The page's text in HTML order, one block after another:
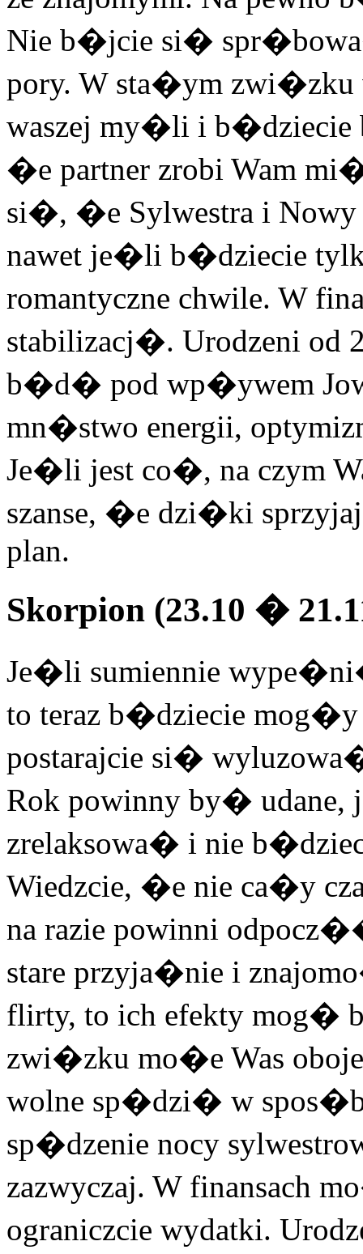
Nie b�jcie si�
pory. W sta�ym
waszej my�li i b�dziecie
�e partner zrobi Wam
si�, �e Sylwestra i Nowy
nawet je�li b�dziecie
romantyczne chwile. W
stabilizacj�. Urodzeni od
b�d� pod wp�ywem
mn�stwo energii,
Je�li jest co�, na czym
szanse, �e dzi�ki
plan.
Skorpion (23.10 �
Je�li sumiennie
to teraz b�dziecie
postarajcie si�
Rok powinny by�
zrelaksowa� i nie
Wiedzcie, �e nie ca�y
na razie powinni
stare przyja�nie i
flirty, to ich efekty mog�
zwi�zku mo�e Was
wolne sp�dzi� w
sp�dzenie nocy
zazwyczaj. W finansach
ograniczcie wydatki.